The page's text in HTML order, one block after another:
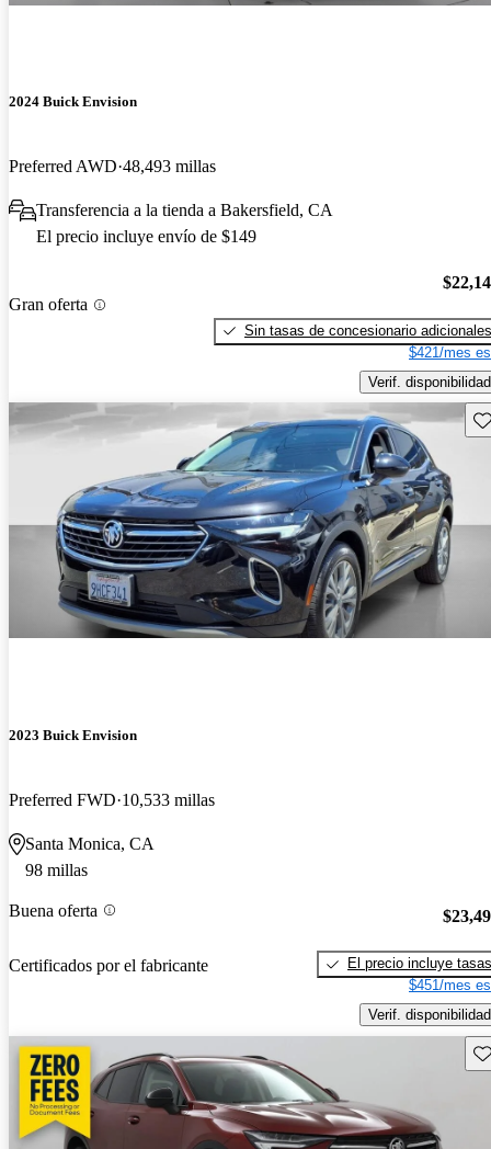
2024 Buick Envision
Preferred AWD 48,493 millas
Transferencia a la tienda a Bakersfield, CA
El precio incluye envío de $149
Gran oferta
Sin tasas de concesionario adicionales
$421/mes
Verif. disponibilidad
2023 Buick Envision
Preferred FWD 10,533 millas
Santa Monica, CA
98 millas
Buena oferta
Certificados por el fabricante
El precio incluye tasas
$451/mes
Verif. disponibilidad